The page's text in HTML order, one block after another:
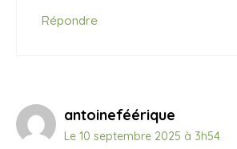
Répondre
antoineféérique
Le 10 septembre 2025 à 3h54